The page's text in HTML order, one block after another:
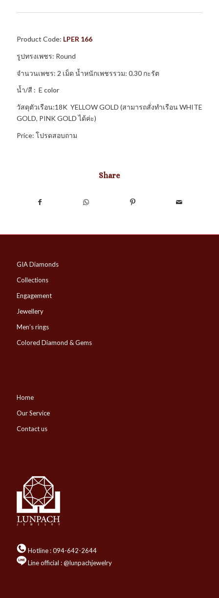
Product Code: LPER 166
รูปทรงเพชร: Round
จำนวนเพชร: 2 เม็ด น้ำหนักเพชรรวม: 0.30 กะรัต
น้ำ/สี : E color
วัสดุตัวเรือน:18K YELLOW GOLD (สามารถสั่งทำเรือน WHITE
GOLD, PINK GOLD ได้ค่ะ)
Price: โปรดสอบถาม
Share
GIA Diamonds
Collections
Engagement
Jewellery
Men’s rings
Colored Diamond & Gems
Home
Our Service
Contact us
Hotline :094-642-2644
Line official : @lunpachjewelry